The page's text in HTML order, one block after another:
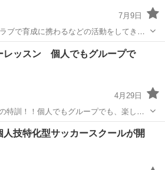
7月9日
ブで育成に携わるなどの活動をしてきま
経験を交えてきめ細やかな指導を心がけ
のサポートがしていければと思っていま
プライベートレッスン
レッスン 個人でもグループで
4月29日
特訓！！個人でもグループでも、楽しく
ご指導いたします！ なりたい自分
対して必要なものを丁寧に教えさせて頂
りたい人...
サッカー 個人
人技特化型サッカースクールが開